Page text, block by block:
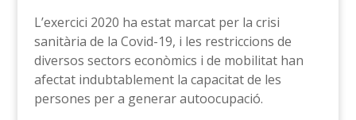
L’exercici 2020 ha estat marcat per la crisi
sanitària de la Covid-19, i les restriccions de
diversos sectors econòmics i de mobilitat han
afectat indubtablement la capacitat de les
persones per a generar autoocupació.